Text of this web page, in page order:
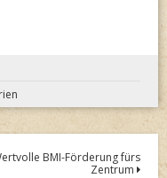
BMI-Förderung fürs
Zentrum